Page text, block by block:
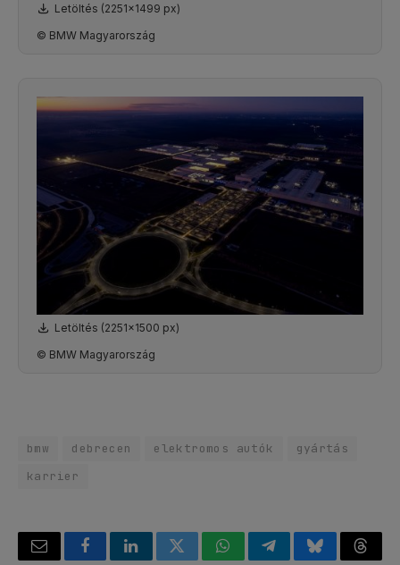
Letöltés (2251x1499 px)
© BMW Magyarország
Letöltés (2251x1500 px)
© BMW Magyarország
bmw debrecen elektromos autók
gyártás
karrier
Email FacebookLinkedInTwitterWhatsAppTelegramBluesky